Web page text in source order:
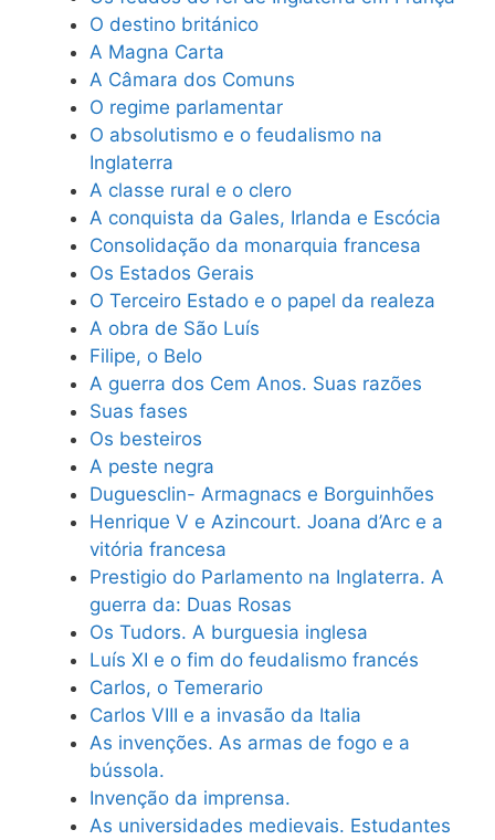
O destino británico
A Magna Carta
A Câmara dos Comuns
O regime parlamentar
O absolutismo e o feudalismo na
Inglaterra
A classe rural e o clero
A conquista da Gales, Irlanda e Escócia
Consolidação da monarquia francesa
Os Estados Gerais
O Terceiro Estado e o papel da realeza
A obra de São Luís
Filipe, o Belo
A guerra dos Cem Anos. Suas razões
Suas fases
Os besteiros
A peste negra
Duguesclin- Armagnacs e Borguinhões
Henrique V e Azincourt. Joana d’Arc e a
vitória francesa
Prestigio do Parlamento na Inglaterra. A
guerra da: Duas Rosas
Os Tudors. A burguesia inglesa
Luís XI e o fim do feudalismo francés
Carlos, o Temerario
Carlos VIII e a invasão da Italia
As invenções. As armas de fogo e a
bússola.
Invenção da imprensa.
As universidades medievais. Estudantes